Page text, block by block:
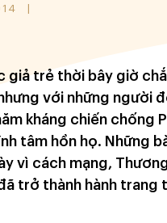
giả trẻ thời bây giờ
với những người
kháng chiến chống
tâm hồn họ. Những
vì cách mạng,
trở thành hành trang